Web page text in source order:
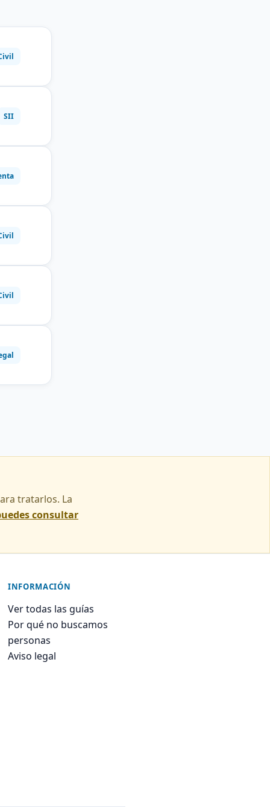
SII
tratarlos. La
consultar
INFORMACIÓN
Ver todas las guías
Por qué no buscamos
personas
Aviso legal